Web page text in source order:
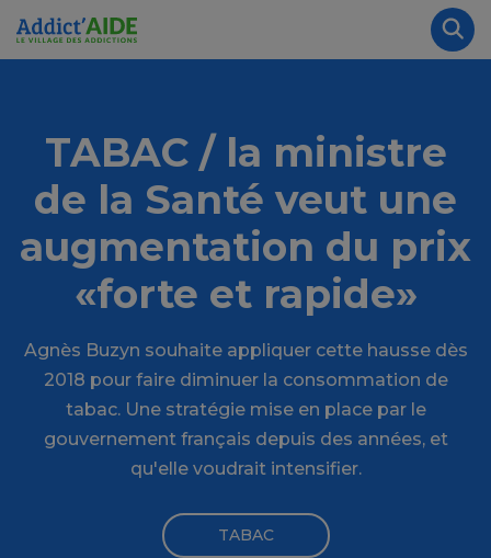
Aller au contenu principal
TABAC / la ministre
de la Santé veut une
augmentation du prix
«forte et rapide»
Agnès Buzyn souhaite appliquer cette hausse dès
2018 pour faire diminuer la consommation de
tabac. Une stratégie mise en place par le
gouvernement français depuis des années, et
qu'elle voudrait intensifier.
TABAC
Panneau de gestion des cookies